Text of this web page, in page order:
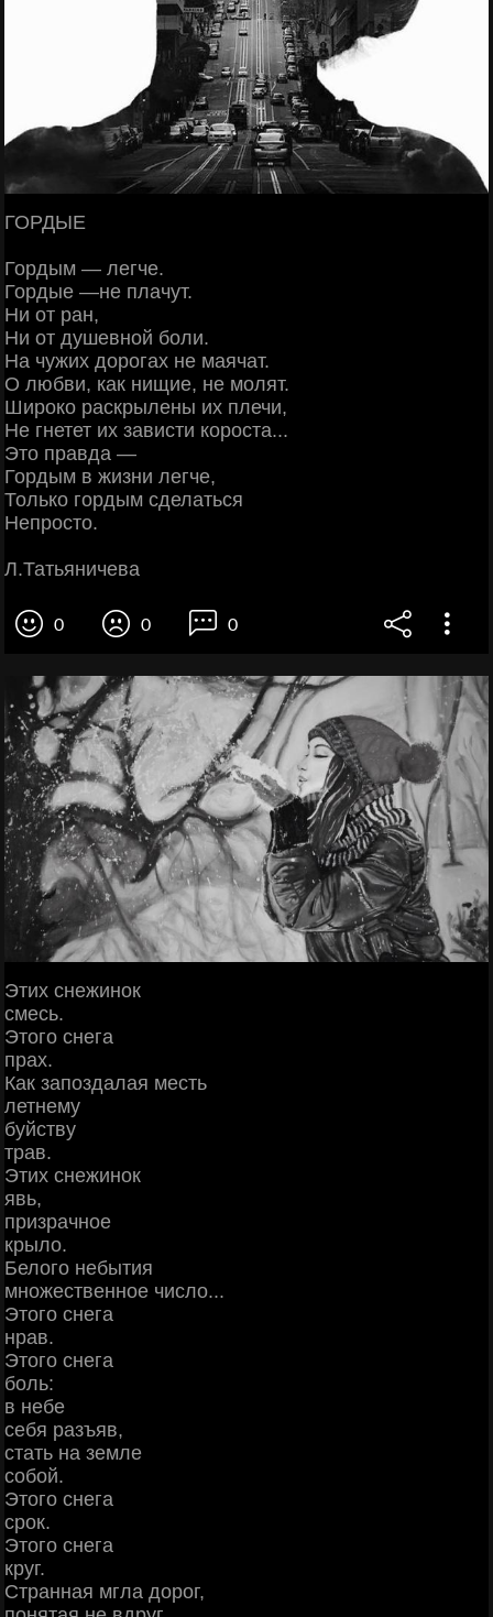
ГОРДЫЕ
Гордым — легче.
Гордые —не плачут.
Ни от ран,
Ни от душевной боли.
На чужих дорогах не маячат.
О любви, как нищие, не молят.
Широко раскрылены их плечи,
Не гнетет их зависти короста...
Это правда —
Гордым в жизни легче,
Только гордым сделаться
Непросто.
Л.Татьяничева
0 0 0
Этих снежинок
смесь.
Этого снега
прах.
Как запоздалая месть
летнему
буйству
трав.
Этих снежинок
явь,
призрачное
крыло.
Белого небытия
множественное число...
Этого снега
нрав.
Этого снега
боль:
в небе
себя разъяв,
стать на земле
собой.
Этого снега
срок.
Этого снега
круг.
Странная мгла дорог,